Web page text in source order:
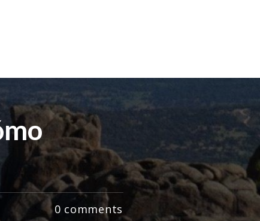
0 comments